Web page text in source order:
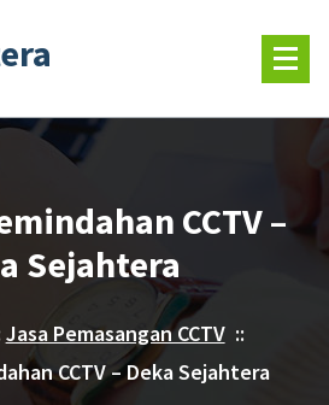
CCTV –
Sejahtera
Jasa Pemasangan CCTV::
CCTV – Deka Sejahtera